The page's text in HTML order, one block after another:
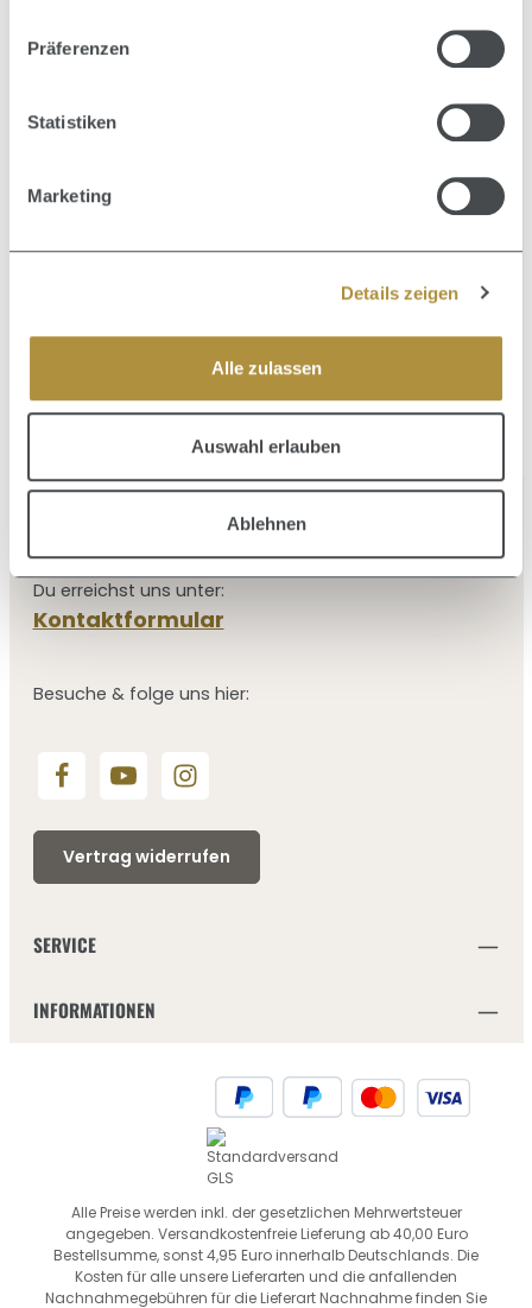
Präferenzen
Statistiken
Marketing
Details zeigen
Alle zulassen
Auswahl erlauben
Ablehnen
Durchschnittliche Bewertung von 0 von 5 Sternen
Regulärer Preis:
60,40 €
Du erreichst uns unter:
Kontaktformular
Besuche & folge uns hier:
Vertrag widerrufen
SERVICE
INFORMATIONEN
Alle Preise werden inkl. der gesetzlichen Mehrwertsteuer
angegeben. Versandkostenfreie Lieferung ab 40,00 Euro
Bestellsumme, sonst 4,95 Euro innerhalb Deutschlands. Die
Kosten für alle unsere Lieferarten und die anfallenden
Nachnahmegebühren für die Lieferart Nachnahme finden Sie